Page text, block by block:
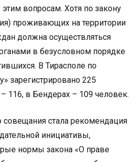
вопросам. Хотя по закону
проживающих на территории
должна осуществляться
в безусловном порядке
В Тирасполе по
зарегистрировано 225
116, в Бендерах – 109 человек.
стала рекомендация
инициативы,
нормы закона «О праве